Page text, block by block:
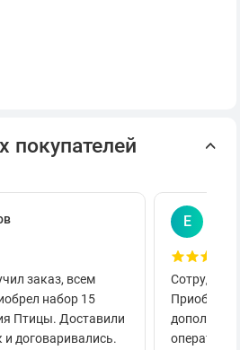
заказ, всем
набор 15
Птицы. Доставили
и договаривались.
Е